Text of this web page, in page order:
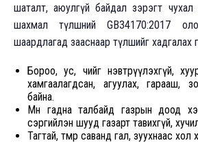
шаталт, аюулгүй байдал зэрэгт чухал
шахмал түлшний GB34170:2017
шаардлагад зааснаар түлшийг хадгалах
Бороо, ус, чийг нэвтрүүлэхгүй,
хамгаалагдсан, агуулах, гарааш,
байна.
Мөн гадна талбайд газрын доод
сэргийлэн шууд газарт тавихгүй,
Тагтай, төмөр саванд гал, зуухнаас хол